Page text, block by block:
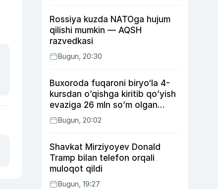
Rossiya kuzda NATOga hujum
qilishi mumkin — AQSH
razvedkasi
Bugun, 20:30
Buxoroda fuqaroni biryo‘la 4-
kursdan o’qishga kiritib qo’yish
evaziga 26 mln so’m olgan
shaxs ushlandi
Bugun, 20:02
Shavkat Mirziyoyev Donald
Tramp bilan telefon orqali
muloqot qildi
Bugun, 19:27